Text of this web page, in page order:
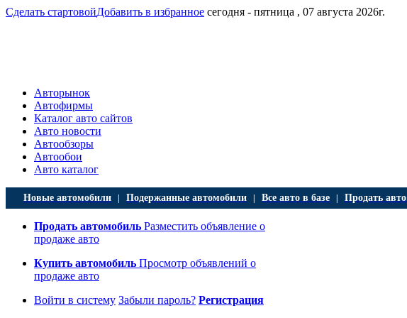
Сделать стартовойДобавить в избранное сегодня - пятница , 07 августа 2026г.
Авторынок
Автофирмы
Каталог авто сайтов
Авто новости
Автообзоры
Автообои
Авто каталог
Новые автомобили Подержанные автомобили Все авто в базе Продать авто
Продать автомобиль Разместить объявление о
продаже авто
Купить автомобиль Просмотр объявлений о
продаже авто
Войти в систему Забыли пароль? Регистрация